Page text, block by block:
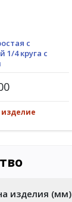
с
1/4 круга с
изделие
изделия (мм)